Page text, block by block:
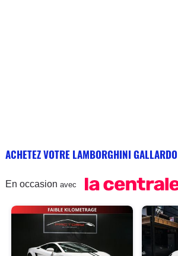
ACHETEZ VOTRE LAMBORGHINI GALLARDO
En occasion avec